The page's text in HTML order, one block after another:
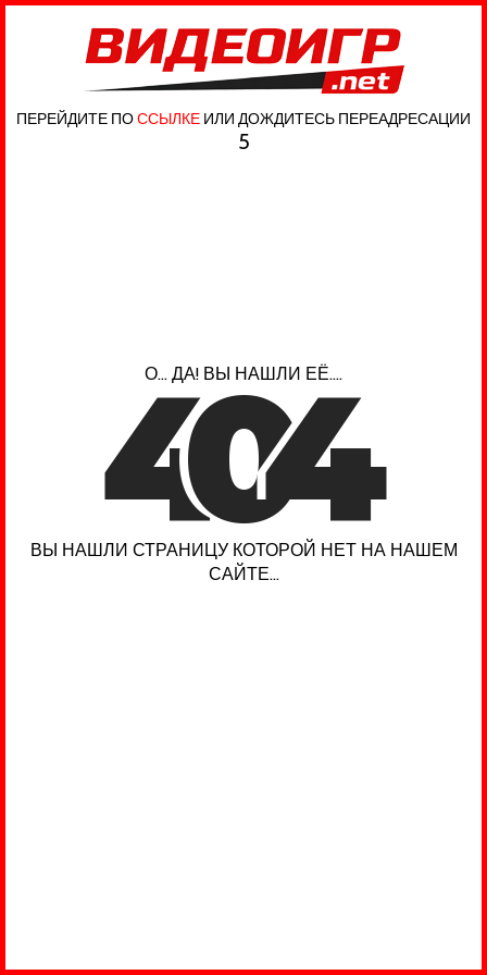
О... ДА! ВЫ НАШЛИ ЕЁ....
404
ВЫ НАШЛИ СТРАНИЦУ КОТОРОЙ НЕТ НА НАШЕМ
САЙТЕ...
ПЕРЕЙДИТЕ ПОССЫЛКЕ ИЛИ ДОЖДИТЕСЬ ПЕРЕАДРЕСАЦИИ
5